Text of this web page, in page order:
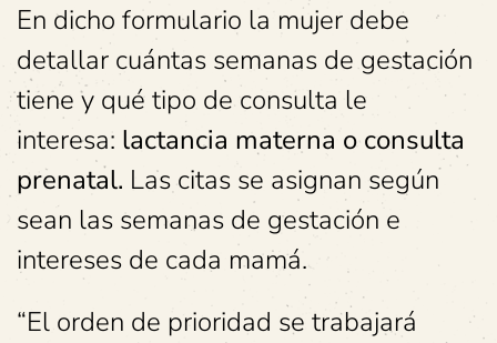
En dicho formulario la mujer debe
detallar cuántas semanas de gestación
tiene y qué tipo de consulta le
interesa: lactancia materna o consulta
prenatal. Las citas se asignan según
sean las semanas de gestación e
intereses de cada mamá.
“El orden de prioridad se trabajará